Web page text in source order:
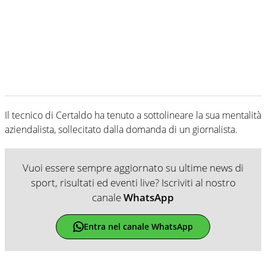
Il tecnico di Certaldo ha tenuto a sottolineare la sua mentalità
aziendalista, sollecitato dalla domanda di un giornalista.
Vuoi essere sempre aggiornato su ultime news di
sport, risultati ed eventi live? Iscriviti al nostro
canaleWhatsApp
Entra nel canale WhatsApp